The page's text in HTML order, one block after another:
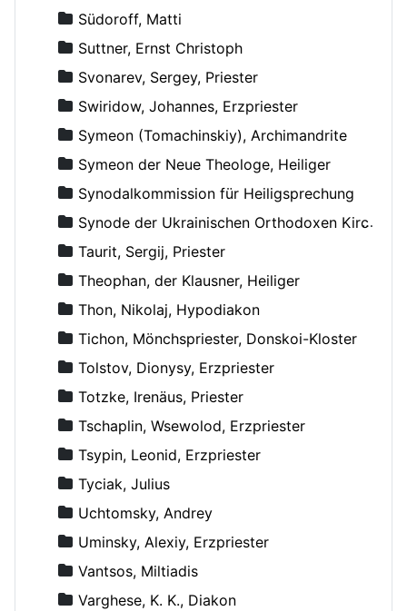
Südoroff, Matti
Suttner, Ernst Christoph
Svonarev, Sergey, Priester
Swiridow, Johannes, Erzpriester
Symeon (Tomachinskiy), Archimandrite
Symeon der Neue Theologe, Heiliger
Synodalkommission für Heiligsprechung
Synode der Ukrainischen Orthodoxen Kirche
Taurit, Sergij, Priester
Theophan, der Klausner, Heiliger
Thon, Nikolaj, Hypodiakon
Tichon, Mönchspriester, Donskoi-Kloster
Tolstov, Dionysy, Erzpriester
Totzke, Irenäus, Priester
Tschaplin, Wsewolod, Erzpriester
Tsypin, Leonid, Erzpriester
Tyciak, Julius
Uchtomsky, Andrey
Uminsky, Alexiy, Erzpriester
Vantsos, Miltiadis
Varghese, K. K., Diakon